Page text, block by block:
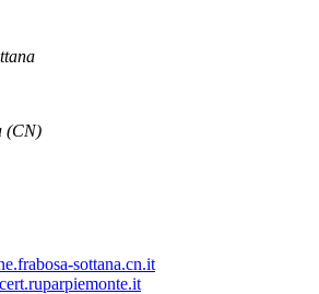
(CN)
sottana.cn.it